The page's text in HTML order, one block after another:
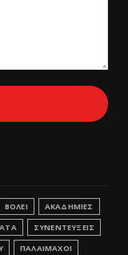
ΒΟΛΕΙ
ΑΚΑΔΗΜΙΕΣ
ΣΥΝΕΝΤΕΥΞΕΙΣ
ΠΑΛΑΙΜΑΧΟΙ